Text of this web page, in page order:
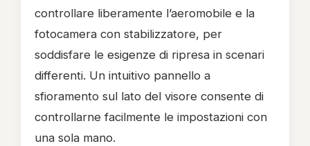
controllare liberamente l’aeromobile e la
fotocamera con stabilizzatore, per
soddisfare le esigenze di ripresa in scenari
differenti. Un intuitivo pannello a
sfioramento sul lato del visore consente di
controllarne facilmente le impostazioni con
una sola mano.